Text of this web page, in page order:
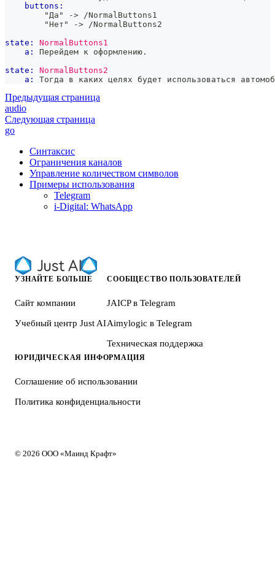
buttons:
        "Да" -> /NormalButtons1
        "Нет" -> /NormalButtons2
state:
NormalButtons1
a:
Перейдем к оформлению.
state:
NormalButtons2
a:
Тогда в каких целях будет использоваться
Предыдущая страница
audio
Следующая страница
go
Синтаксис
Ограничения каналов
Управление количеством символов
Примеры использования
Telegram
i-Digital: WhatsApp
УЗНАЙТЕ БОЛЬШЕ
Сайт компании
Учебный центр Just AI
СООБЩЕСТВО ПОЛЬЗОВАТЕЛЕЙ
JAICP в Telegram
Aimylogic в Telegram
Техническая поддержка
ЮРИДИЧЕСКАЯ ИНФОРМАЦИЯ
Соглашение об использовании
Политика конфиденциальности
© 2026 ООО «Маинд Крафт»